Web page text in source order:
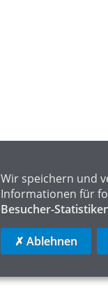
IMPRESSUM FAQ
HOME OF LOGISTICS
Wir speichern und
Informationen für
Besucher-
✗ Ablehnen